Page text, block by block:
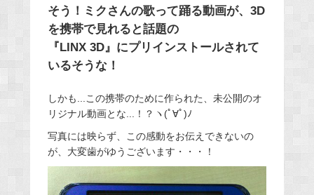
そう！ミクさんの歌って踊る動画が、3D
を携帯で見れると話題の
『LINX 3D』にプリインストールされて
いるそうな！
しかも...この携帯のために作られた、未公開のオ
リジナル動画とな...！？ヽ(ﾟ∀ﾟ)ﾉ
写真には映らず、この感動をお伝えできないの
が、大変歯がゆうございます・・・！